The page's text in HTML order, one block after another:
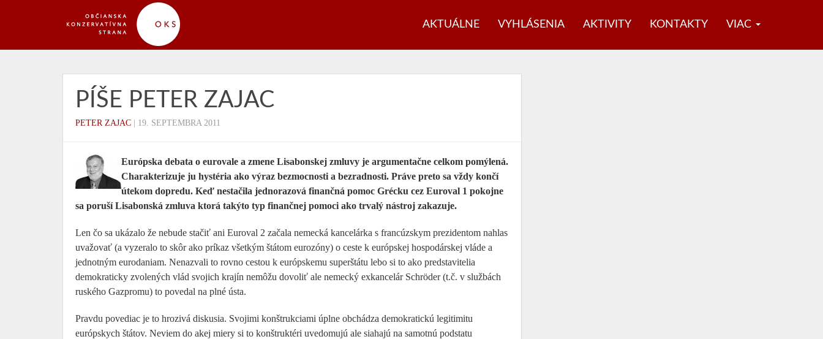
AKTUÁLNE VYHLÁSENIA AKTIVITY KONTAKTY VIAC
PÍŠE PETER ZAJAC
PETER ZAJAC 19. SEPTEMBRA 2011
Európska debata o eurovale a zmene Lisabonskej zmluvy je argumentačne celkom pomýlená.
Charakterizuje ju hystéria ako výraz bezmocnosti a bezradnosti. Práve preto sa vždy končí
útekom dopredu. Keď nestačila jednorazová finančná pomoc Grécku cez Euroval 1 pokojne
sa poruší Lisabonská zmluva ktorá takýto typ finančnej pomoci ako trvalý nástroj zakazuje.
Len čo sa ukázalo že nebude stačiť ani Euroval 2 začala nemecká kancelárka s francúzskym prezidentom nahlas
uvažovať (a vyzeralo to skôr ako príkaz všetkým štátom eurozóny) o ceste k európskej hospodárskej vláde a
jednotným eurodaniam. Nenazvali to rovno cestou k európskemu superštátu lebo si to ako predstavitelia
demokraticky zvolených vlád svojich krajín nemôžu dovoliť ale nemecký exkancelár Schröder (t.č. v službách
ruského Gazpromu) to povedal na plné ústa.
Pravdu povediac je to hrozivá diskusia. Svojimi konštrukciami úplne obchádza demokratickú legitimitu
európskych štátov. Neviem do akej miery si to konštruktéri uvedomujú ale siahajú na samotnú podstatu